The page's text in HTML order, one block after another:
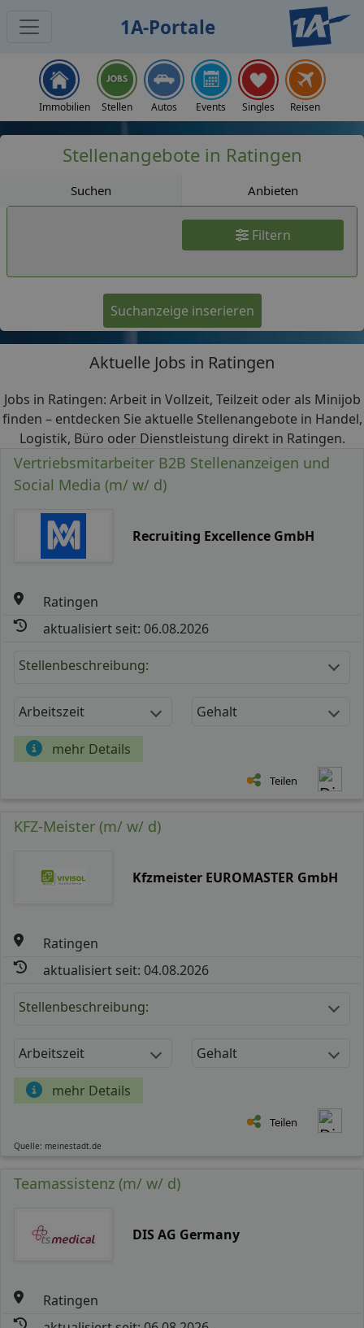
1A-Portale
Immobilien Stellen Autos Events Singles Reisen
Stellenangebote in Ratingen
Suchen Anbieten
Filtern
Suchanzeige inserieren
Aktuelle Jobs in Ratingen
Jobs in Ratingen: Arbeit in Vollzeit, Teilzeit oder als Minijob
finden – entdecken Sie aktuelle Stellenangebote in Handel,
Logistik, Büro oder Dienstleistung direkt in Ratingen.
Vertriebsmitarbeiter B2B Stellenanzeigen und
Social Media (m/ w/ d)
Recruiting Excellence GmbH
Ratingen
aktualisiert seit: 06.08.2026
Stellenbeschreibung:
Arbeitszeit Gehalt
mehr Details
Teilen
KFZ-Meister (m/ w/ d)
Kfzmeister EUROMASTER GmbH
Ratingen
aktualisiert seit: 04.08.2026
Stellenbeschreibung:
Arbeitszeit Gehalt
mehr Details
Teilen
Quelle: meinestadt.de
Teamassistenz (m/ w/ d)
DIS AG Germany
Ratingen